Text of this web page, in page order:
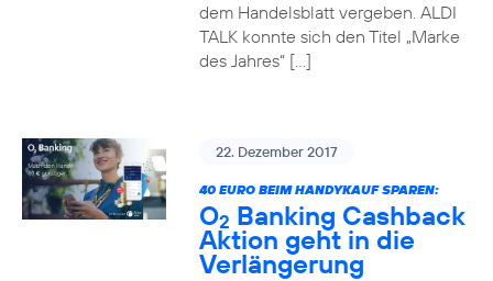
dem Handelsblatt vergeben. ALDI
TALK konnte sich den Titel „Marke
des Jahres“ […]
22. Dezember 2017
40 EURO BEIM HANDYKAUF SPAREN:
O2 Banking Cashback
Aktion geht in die
Verlängerung